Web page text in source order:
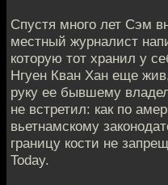
Спустя много лет Сэм
местный журналист
которую тот хранил у
Нгуен Кван Хан еще
руку ее бывшему
не встретил: как по
вьетнамскому
границу кости не
Today.